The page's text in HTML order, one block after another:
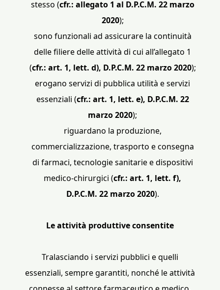
stesso (cfr.: allegato 1 al D.P.C.M. 22 marzo
2020);
sono funzionali ad assicurare la continuità
delle filiere delle attività di cui all’allegato 1
(cfr.: art. 1, lett. d), D.P.C.M. 22 marzo 2020);
erogano servizi di pubblica utilità e servizi
essenziali (cfr.: art. 1, lett. e), D.P.C.M. 22
marzo 2020);
riguardano la produzione,
commercializzazione, trasporto e consegna
di farmaci, tecnologie sanitarie e dispositivi
medico-chirurgici (cfr.: art. 1, lett. f),
D.P.C.M. 22 marzo 2020).
Le attività produttive consentite
Tralasciando i servizi pubblici e quelli
essenziali, sempre garantiti, nonché le attività